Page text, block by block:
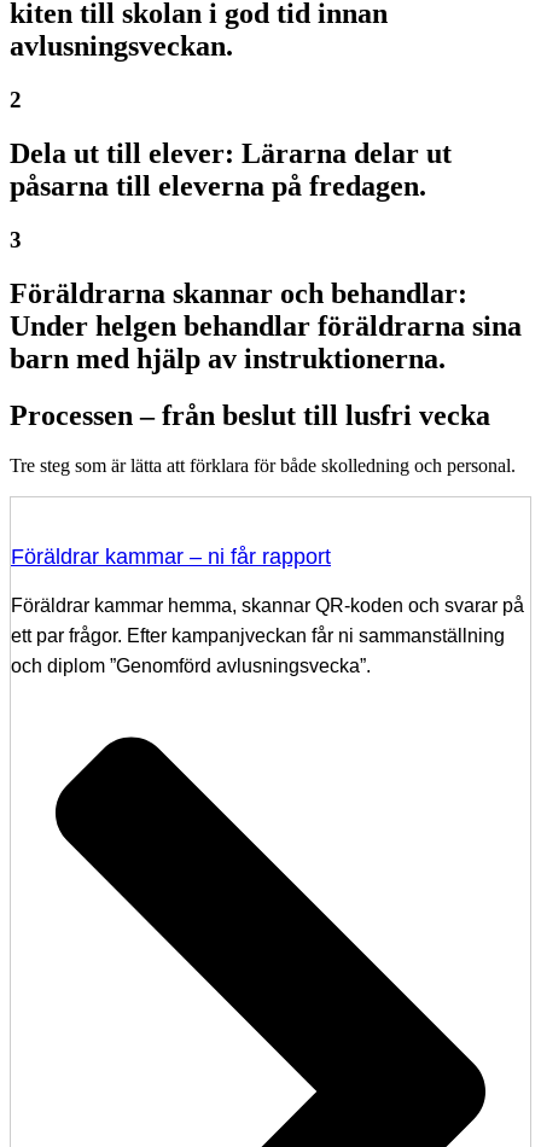
kiten till skolan i god tid innan
avlusningsveckan.
2
Dela ut till elever: Lärarna delar ut
påsarna till eleverna på fredagen.
3
Föräldrarna skannar och behandlar:
Under helgen behandlar föräldrarna sina
barn med hjälp av instruktionerna.
Processen – från beslut till lusfri vecka
Tre steg som är lätta att förklara för både skolledning och personal.
Föräldrar kammar – ni får rapport
Föräldrar kammar hemma, skannar QR-koden och svarar på
ett par frågor. Efter kampanjveckan får ni sammanställning
och diplom ”Genomförd avlusningsvecka”.